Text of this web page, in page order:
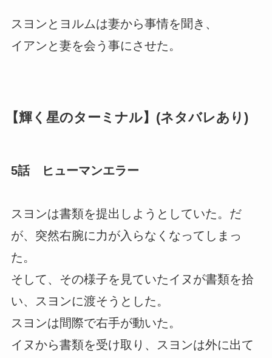
スヨンとヨルムは妻から事情を聞き、
イアンと妻を会う事にさせた。
【輝く星のターミナル】(ネタバレあり)
5話 ヒューマンエラー
スヨンは書類を提出しようとしていた。だ
が、突然右腕に力が入らなくなってしまっ
た。
そして、その様子を見ていたイヌが書類を拾
い、スヨンに渡そうとした。
スヨンは間際で右手が動いた。
イヌから書類を受け取り、スヨンは外に出て